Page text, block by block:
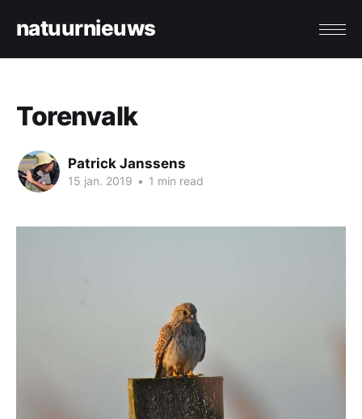
natuurnieuws
Torenvalk
Patrick Janssens
15 jan. 2019 • 1 min read